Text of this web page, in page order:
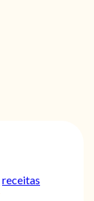
receitas